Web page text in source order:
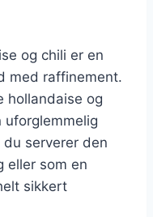
og chili er en
med raffinement.
hollandaise og
uforglemmelig
serverer den
eller som en
sikkert